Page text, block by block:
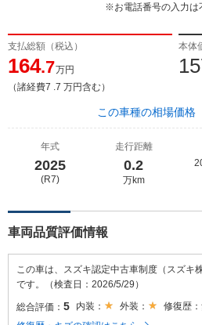
※お電話番号の入力は
支払総額（税込）
164.7万円
（諸経費7 .7 万円含む）
本体
この車種の相場価格
年式
2025
(R7)
走行距離
0.2
万km
車両品質評価情報
この車は、スズキ認定中古車制度（スズキ
です。（検査日：2026/5/29）
総合評価： 5 内装： 外装：
修復歴